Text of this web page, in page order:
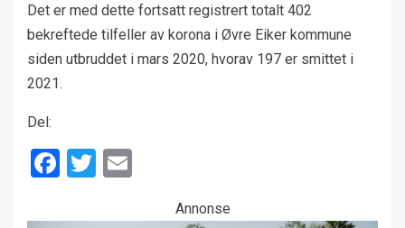
Det er med dette fortsatt registrert totalt 402
bekreftede tilfeller av korona i Øvre Eiker kommune
siden utbruddet i mars 2020, hvorav 197 er smittet i
2021.
Del:
Facebook
Twitter
Annonse